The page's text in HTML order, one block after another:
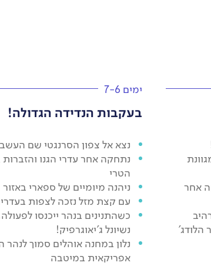
אחר
ימים 7-6
בעקבות הנדידה הגדולה!
נצא אל צפון הסרנגטי שם
נתחקה אחר עדרי הגנו
הטרי
ניהנה מיומיים של ספארי
עם קצת מזל נזכה לצפות
כשהתנינים בנהר ייכנסו
נשיונל ג'יאוגרפיק!
נלון במחנה אוהלים סמוך
אפריקאית במיטבה